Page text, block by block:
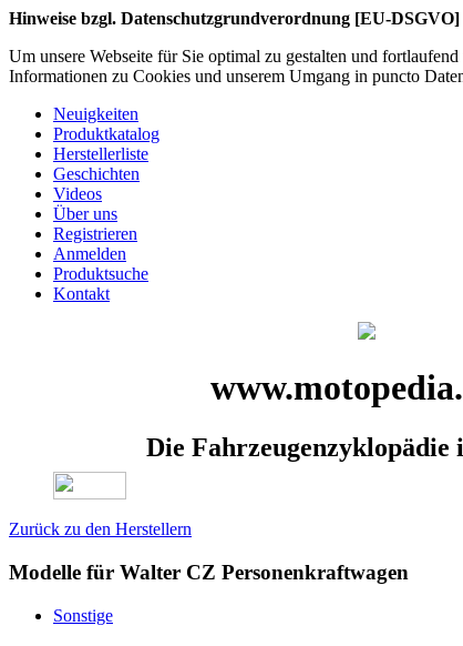
Hinweise bzgl. Datenschutzgrundverordnung [EU-DSGVO]
Um unsere Webseite für Sie optimal zu gestalten und
Informationen zu Cookies und unserem Umgang in puncto
Neuigkeiten
Produktkatalog
Herstellerliste
Geschichten
Videos
Über uns
Registrieren
Anmelden
Produktsuche
Kontakt
Die
Zurück zu den Herstellern
Modelle für Walter CZ Personenkraftwagen
Sonstige